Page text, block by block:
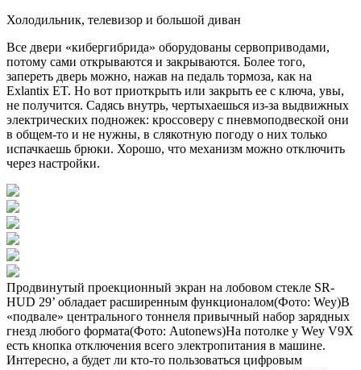
Холодильник, телевизор и большой диван
Все двери «кибергибрида» оборудованы сервоприводами,
потому сами открываются и закрываются. Более того,
запереть дверь можно, нажав на педаль тормоза, как на
Exlantix ET. Но вот приоткрыть или закрыть ее с ключа, увы,
не получится. Садясь внутрь, чертыхаешься из-за выдвижных
электрических подножек: кроссоверу с пневмоподвеской они
в общем-то и не нужны, в слякотную погоду о них только
испачкаешь брюки. Хорошо, что механизм можно отключить
через настройки.
Продвинутый проекционный экран на лобовом стекле SR-
HUD 29’ обладает расширенным функционалом(Фото: Wey)В
«подвале» центрального тоннеля привычный набор зарядных
гнезд любого формата(Фото: Autonews)На потолке у Wey V9X
есть кнопка отключения всего электропитания в машине.
Интересно, а будет ли кто-то пользоваться цифровым